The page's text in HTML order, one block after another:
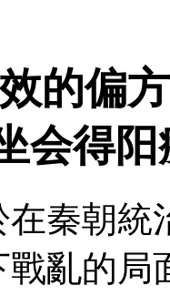
的偏
会得
秦朝統
亂的局